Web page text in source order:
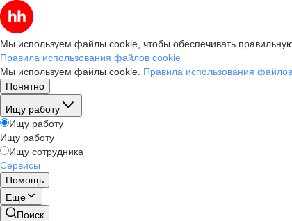
Мы используем файлы cookie, чтобы обеспечивать
Правила использования файлов cookie
Мы используем файлы cookie. Правила использования
Понятно
Ищу работу
Ищу работу
Ищу работу
Ищу сотрудника
Сервисы
Помощь
Ещё
Поиск